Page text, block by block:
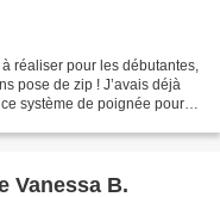
réaliser pour les débutantes,
pose de zip ! J’avais déjà
système de poignée pour y
Vanessa B.